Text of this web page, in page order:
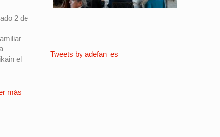
2 de
el
más
Tweets by adefan_es